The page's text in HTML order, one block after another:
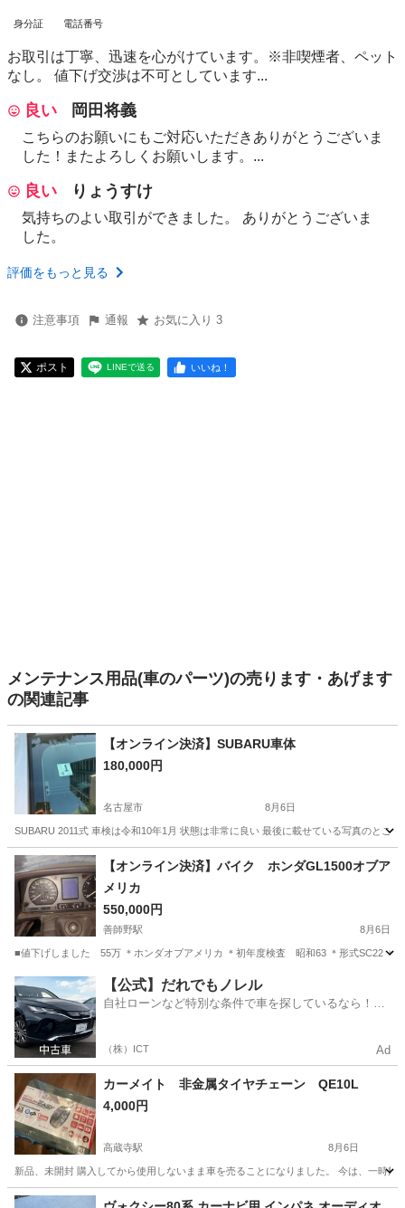
身分証 電話番号
お取引は丁寧、迅速を心がけています。※非喫煙者、ペット
なし。 値下げ交渉は不可としています...
良い 岡田将義
こちらのお願いにもご対応いただきありがとうございま
した！またよろしくお願いします。...
良い りょうすけ
気持ちのよい取引ができました。 ありがとうございま
した。
評価をもっと見る
注意事項 通報 お気に入り 3
ポスト LINEで送る いいね！
メンテナンス用品(車のパーツ)の売ります・あげます
の関連記事
【オンライン決済】SUBARU車体
180,000円
名古屋市 8月6日
SUBARU 2011式 車検は令和10年1月 状態は非常に良い 最後に載せている写真のとこ
愛知 名古屋市 車のパーツ
【オンライン決済】バイク ホンダGL1500オブア
メリカ
550,000円
善師野駅 8月6日
■値下げしました 55万 ＊ホンダオブアメリカ ＊初年度検査 昭和63 ＊形式SC22
愛知 犬山市 善師野駅 その他 アメリカ
【公式】だれでもノレル
自社ローンなど特別な条件で車を探しているなら！金
（株）ICT Ad
カーメイト 非金属タイヤチェーン QE10L
4,000円
高蔵寺駅 8月6日
新品、未開封 購入してから使用しないまま車を売ることになりました。 今は、一時
愛知 名古屋市 高蔵寺駅 その他 タイヤチェーン